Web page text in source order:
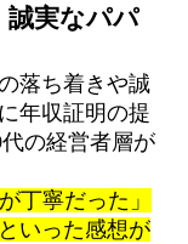
誠実なパパ
落ち着きや誠
年収証明の提
の経営者層が
丁寧だった」
いった感想が